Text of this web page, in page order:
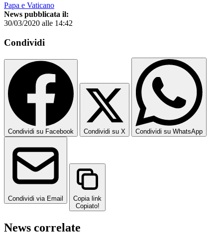
Papa e Vaticano
News pubblicata il:
30/03/2020 alle 14:42
Condividi
Condividi su Facebook Condividi su X Condividi su WhatsApp
Condividi via Email
Copia link
Copiato!
News correlate